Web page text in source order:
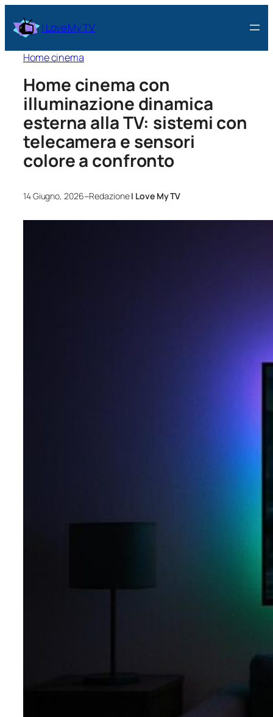
I Love My TV
Home cinema
Home cinema con
illuminazione dinamica
esterna alla TV: sistemi con
telecamera e sensori
colore a confronto
14 Giugno, 2026–RedazioneI Love My TV